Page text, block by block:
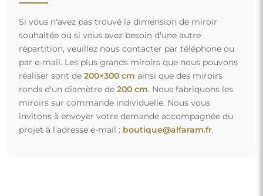
Si vous n'avez pas trouvé la dimension de miroir
souhaitée ou si vous avez besoin d'une autre
répartition, veuillez nous contacter par téléphone ou
par e-mail. Les plus grands miroirs que nous pouvons
réaliser sont de 200×300 cm ainsi que des miroirs
ronds d'un diamètre de 200 cm. Nous fabriquons les
miroirs sur commande individuelle. Nous vous
invitons à envoyer votre demande accompagnée du
projet à l'adresse e-mail : boutique@alfaram.fr.